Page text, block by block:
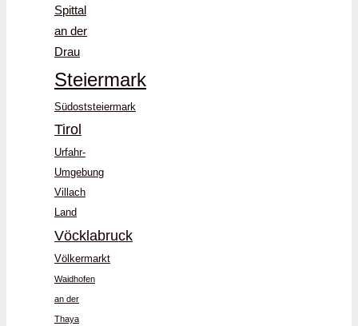
Spittal
an der
Drau
Steiermark
Südoststeiermark
Tirol
Urfahr-
Umgebung
Villach
Land
Vöcklabruck
Völkermarkt
Waidhofen
an der
Thaya